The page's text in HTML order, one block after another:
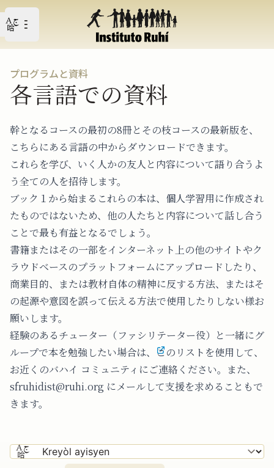
メイン・メニューを開く
Open user menu
プログラムと資料
各言語での資料
幹となるコースの最初の8冊とその枝コースの最新版を、
こちらにある言語の中からダウンロードできます。
これらを学び、いく人かの友人と内容について語り合うよ
う全ての人を招待します。
ブック１から始まるこれらの本は、個人学習用に作成され
たものではないため、他の人たちと内容について話し合う
ことで最も有益となるでしょう。
書籍またはその一部をインターネット上の他のサイトやク
ラウドベースのプラットフォームにアップロードしたり、
商業目的、または教材自体の精神に反する方法、またはそ
の起源や意図を誤って伝える方法で使用したりしない様お
願いします。
経験のあるチューター（ファシリテーター役）と一緒にグ
ループで本を勉強したい場合は、 このリストを使用して、
お近くのバハイ コミュニティにご連絡 ください。また、
sfruhidist@ruhi.org にメールして支援を求めることもで
きます。